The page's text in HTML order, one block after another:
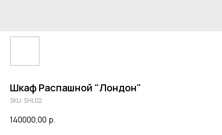
Шкаф Распашной "Лондон"
SKU: SHL02
140000,00 р.